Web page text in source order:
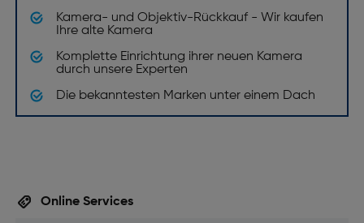
Kamera- und Objektiv-Rückkauf - Wir kaufen
Ihre alte Kamera
Komplette Einrichtung ihrer neuen Kamera
durch unsere Experten
Die bekanntesten Marken unter einem Dach
Online Services